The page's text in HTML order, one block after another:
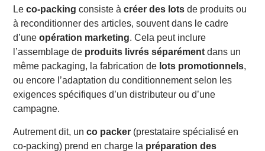
En quoi le co-packing optimise-t-il les opérations
commerciales ?
Conclusion : Le co-packing, un atout logistique et
commercial
Découvrez notre service de transport routier de
marchandises en France.
FAQ
Qu’est-ce que le conditionnement à façon ?
Qui utilise le co-packing ?
Quelle est la différence entre co-packing et co-
Leco-packing consiste àcréer des lots de produits ou
à reconditionner des articles, souvent dans le cadre
d’uneopération marketing. Cela peut inclure
l’assemblage de produits livrés séparément dans un
même packaging, la fabrication de lots promotionnels,
ou encore l’adaptation du conditionnement selon les
exigences spécifiques d’un distributeur ou d’une
campagne.
Autrement dit, unco packer (prestataire spécialisé en
co-packing) prend en charge la préparation des